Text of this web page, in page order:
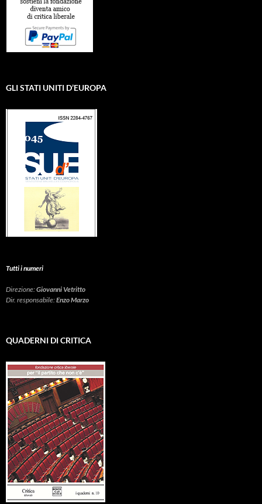
GLI STATI UNITI D’EUROPA
Tutti i numeri
Direzione:Giovanni Vetritto
Dir. responsabile:Enzo Marzo
QUADERNI DI CRITICA